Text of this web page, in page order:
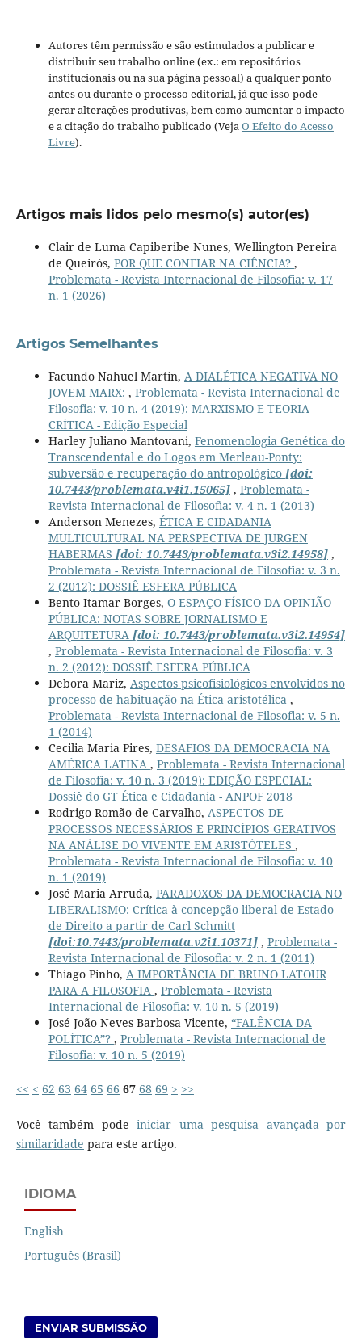
Autores têm permissão e são estimulados a publicar e
distribuir seu trabalho online (ex.: em repositórios
institucionais ou na sua página pessoal) a qualquer ponto
antes ou durante o processo editorial, já que isso pode
gerar alterações produtivas, bem como aumentar o impacto
e a citação do trabalho publicado (VejaO Efeito do Acesso
Livre).
Artigos mais lidos pelo mesmo(s) autor(es)
Clair de Luma Capiberibe Nunes, Wellington Pereira
de Queirós, POR QUE CONFIAR NA CIÊNCIA? ,
Problemata - Revista Internacional de Filosofia: v. 17
n. 1 (2026)
Artigos Semelhantes
Facundo Nahuel Martín, A DIALÉTICA NEGATIVA NO
JOVEM MARX: , Problemata - Revista Internacional de
Filosofia: v. 10 n. 4 (2019): MARXISMO E TEORIA
CRÍTICA - Edição Especial
Harley Juliano Mantovani, Fenomenologia Genética do
Transcendental e do Logos em Merleau-Ponty:
subversão e recuperação do antropológico [doi:
10.7443/problemata.v4i1.15065], Problemata -
Revista Internacional de Filosofia: v. 4 n. 1 (2013)
Anderson Menezes, ÉTICA E CIDADANIA
MULTICULTURAL NA PERSPECTIVA DE JURGEN
HABERMAS [doi: 10.7443/problemata.v3i2.14958],
Problemata - Revista Internacional de Filosofia: v. 3 n.
2 (2012): DOSSIÊ ESFERA PÚBLICA
Bento Itamar Borges, O ESPAÇO FÍSICO DA OPINIÃO
PÚBLICA: NOTAS SOBRE JORNALISMO E
ARQUITETURA [doi: 10.7443/problemata.v3i2.14954]
, Problemata - Revista Internacional de Filosofia: v. 3
n. 2 (2012): DOSSIÊ ESFERA PÚBLICA
Debora Mariz, Aspectos psicofisiológicos envolvidos no
processo de habituação na Ética aristotélica ,
Problemata - Revista Internacional de Filosofia: v. 5 n.
1 (2014)
Cecilia Maria Pires, DESAFIOS DA DEMOCRACIA NA
AMÉRICA LATINA , Problemata - Revista Internacional
de Filosofia: v. 10 n. 3 (2019): EDIÇÃO ESPECIAL:
Dossiê do GT Ética e Cidadania - ANPOF 2018
Rodrigo Romão de Carvalho, ASPECTOS DE
PROCESSOS NECESSÁRIOS E PRINCÍPIOS GERATIVOS
NA ANÁLISE DO VIVENTE EM ARISTÓTELES ,
Problemata - Revista Internacional de Filosofia: v. 10
n. 1 (2019)
José Maria Arruda, PARADOXOS DA DEMOCRACIA NO
LIBERALISMO: Crítica à concepção liberal de Estado
de Direito a partir de Carl Schmitt
[doi:10.7443/problemata.v2i1.10371], Problemata -
Revista Internacional de Filosofia: v. 2 n. 1 (2011)
Thiago Pinho, A IMPORTÂNCIA DE BRUNO LATOUR
PARA A FILOSOFIA , Problemata - Revista
Internacional de Filosofia: v. 10 n. 5 (2019)
José João Neves Barbosa Vicente, “FALÊNCIA DA
POLÍTICA”? , Problemata - Revista Internacional de
Filosofia: v. 10 n. 5 (2019)
<< < 62 63 64 65 66 67 68 69 > >>
Você também podeiniciar uma pesquisa avançada por
similaridade para este artigo.
IDIOMA
English
Português (Brasil)
ENVIAR SUBMISSÃO